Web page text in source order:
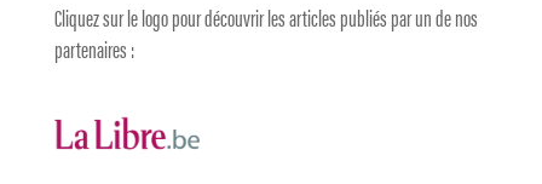
Cliquez sur le logo pour découvrir les articles publiés par un de nos
partenaires :